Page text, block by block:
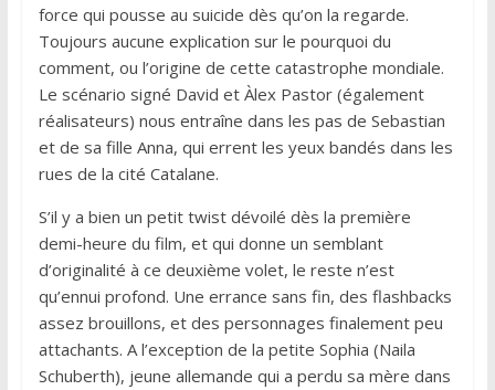
force qui pousse au suicide dès qu’on la regarde.
Toujours aucune explication sur le pourquoi du
comment, ou l’origine de cette catastrophe mondiale.
Le scénario signé David et Àlex Pastor (également
réalisateurs) nous entraîne dans les pas de Sebastian
et de sa fille Anna, qui errent les yeux bandés dans les
rues de la cité Catalane.
S’il y a bien un petit twist dévoilé dès la première
demi-heure du film, et qui donne un semblant
d’originalité à ce deuxième volet, le reste n’est
qu’ennui profond. Une errance sans fin, des flashbacks
assez brouillons, et des personnages finalement peu
attachants. A l’exception de la petite Sophia (Naila
Schuberth), jeune allemande qui a perdu sa mère dans